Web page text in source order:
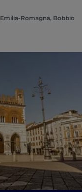
Emilia-Romagna, Bobbio